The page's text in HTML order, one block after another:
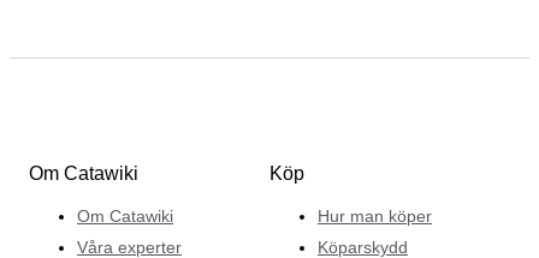
Om Catawiki
Om Catawiki
Våra experter
Köp
Hur man köper
Köparskydd